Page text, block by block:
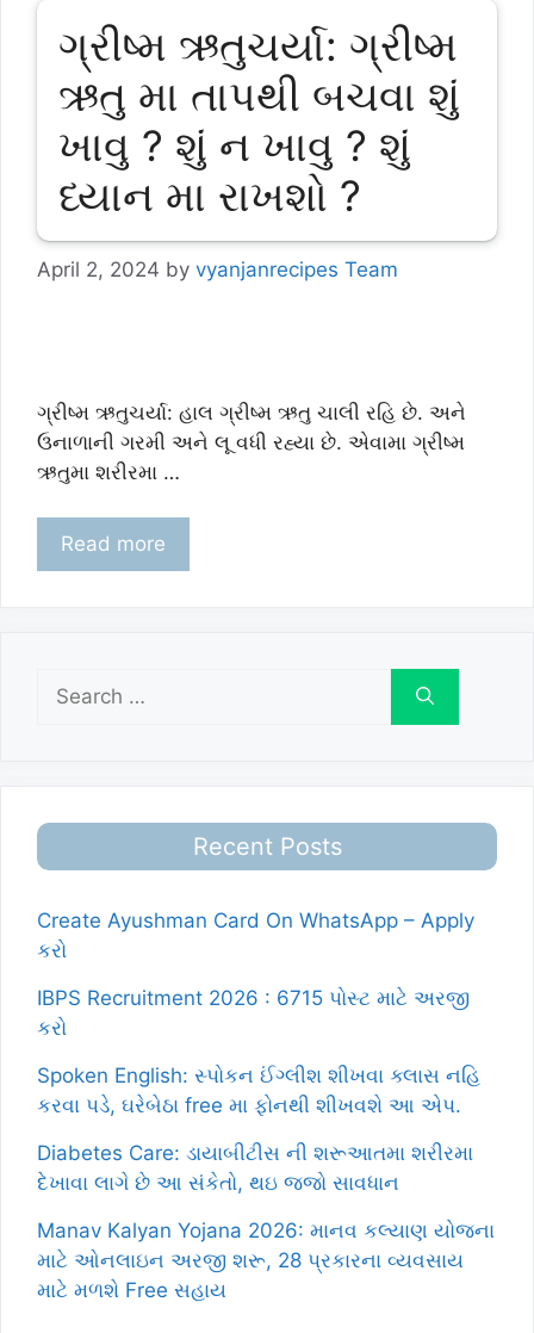
ગ્રીષ્મ ઋતુચર્યા: ગ્રીષ્મ
ઋતુ મા તાપથી બચવા શું
ખાવુ ? શું ન ખાવુ ? શું
ધ્યાન મા રાખશો ?
April 2, 2024 by vyanjanrecipes Team
ગ્રીષ્મ ઋતુચર્યા: હાલ ગ્રીષ્મ ઋતુ ચાલી રહિ છે. અને
ઉનાળાની ગરમી અને લૂ વધી રહ્યા છે. એવામા ગ્રીષ્મ
ઋતુમા શરીરમા …
Read more
Search
for:
Recent Posts
Create Ayushman Card On WhatsApp – Apply
કરો
IBPS Recruitment 2026 : 6715 પોસ્ટ માટે અરજી
કરો
Spoken English: સ્પોકન ઈંગ્લીશ શીખવા ક્લાસ નહિ
કરવા પડે, ઘરેબેઠા free મા ફોનથી શીખવશે આ એપ.
Diabetes Care: ડાયાબીટીસ ની શરૂઆતમા શરીરમા
દેખાવા લાગે છે આ સંકેતો, થઇ જજો સાવધાન
Manav Kalyan Yojana 2026: માનવ કલ્યાણ યોજના
માટે ઓનલાઇન અરજી શરૂ, 28 પ્રકારના વ્યવસાય
માટે મળશે Free સહાય